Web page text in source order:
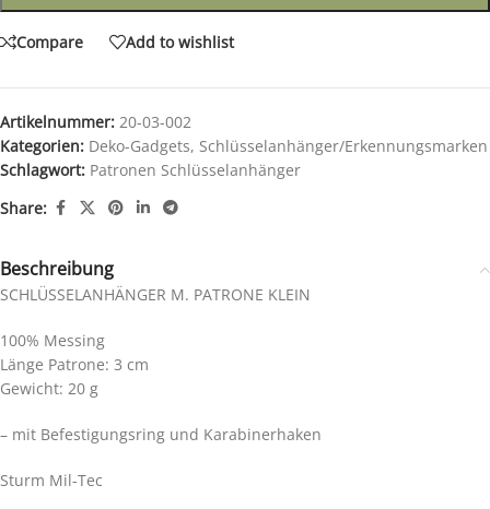
Compare Add to wishlist
Artikelnummer: 20-03-002
Kategorien: Deko-Gadgets, Schlüsselanhänger/Erkennungsmarken
Schlagwort: Patronen Schlüsselanhänger
Share:
Beschreibung
SCHLÜSSELANHÄNGER M. PATRONE KLEIN
100% Messing
Länge Patrone: 3 cm
Gewicht: 20 g
– mit Befestigungsring und Karabinerhaken
Sturm Mil-Tec